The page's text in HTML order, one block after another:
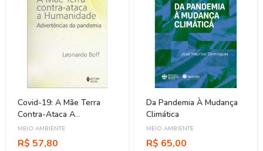
Covid-19: A Mãe Terra
Contra-Ataca A
Humanidade
MEIO AMBIENTE
R$ 57,80
Da Pandemia À Mudança
Climática
MEIO AMBIENTE
R$ 65,00